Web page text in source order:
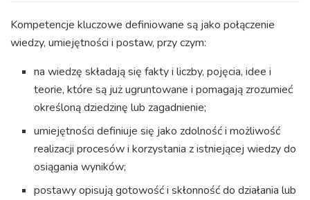
Kompetencje kluczowe definiowane są jako połączenie
wiedzy, umiejętności i postaw, przy czym:
na wiedzę składają się fakty i liczby, pojęcia, idee i
teorie, które są już ugruntowane i pomagają zrozumieć
określoną dziedzinę lub zagadnienie;
umiejętności definiuje się jako zdolność i możliwość
realizacji procesów i korzystania z istniejącej wiedzy do
osiągania wyników;
postawy opisują gotowość i skłonność do działania lub